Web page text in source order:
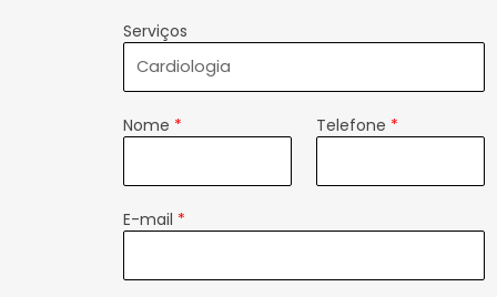
Serviços
Nome * Telefone *
E-mail *